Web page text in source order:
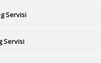
Servisi
Servisi